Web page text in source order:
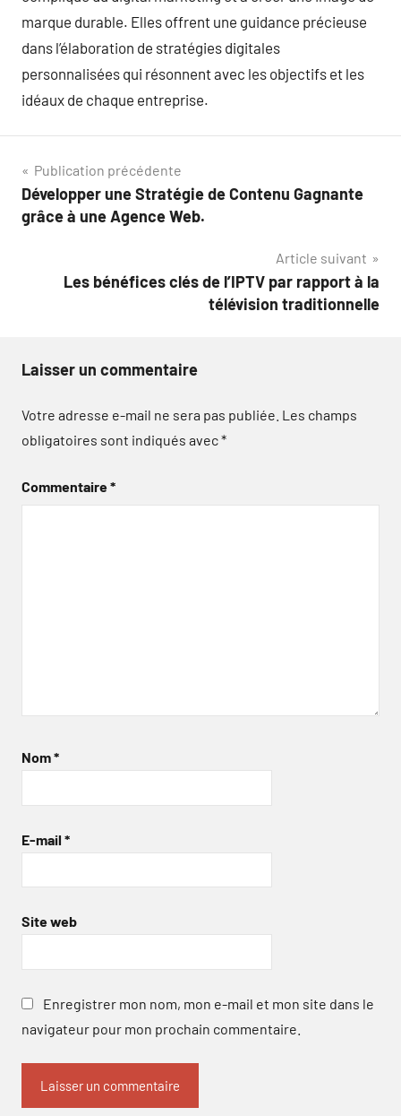
marque durable. Elles offrent une guidance précieuse
dans l’élaboration de stratégies digitales
personnalisées qui résonnent avec les objectifs et les
idéaux de chaque entreprise.
Navigation
de
Publication précédente
Développer une Stratégie de Contenu Gagnante
grâce à une Agence Web.
Article suivant
Les bénéfices clés de l’IPTV par rapport à la
télévision traditionnelle
Laisser un commentaire
Votre adresse e-mail ne sera pas publiée. Les champs
obligatoires sont indiqués avec*
Commentaire*
Nom*
E-mail *
Site web
Enregistrer mon nom, mon e-mail et mon site dans le
navigateur pour mon prochain commentaire.